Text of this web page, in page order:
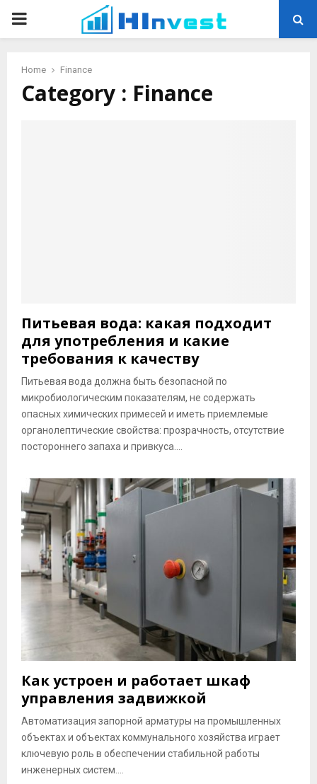
PRIMARY
Home Finance
Category : Finance
Питьевая вода: какая подходит
для употребления и какие
требования к качеству
Питьевая вода должна быть безопасной по
микробиологическим показателям, не содержать
опасных химических примесей и иметь приемлемые
органолептические свойства: прозрачность, отсутствие
постороннего запаха и привкуса....
Как устроен и работает шкаф
управления задвижкой
Автоматизация запорной арматуры на промышленных
объектах и объектах коммунального хозяйства играет
ключевую роль в обеспечении стабильной работы
инженерных систем....